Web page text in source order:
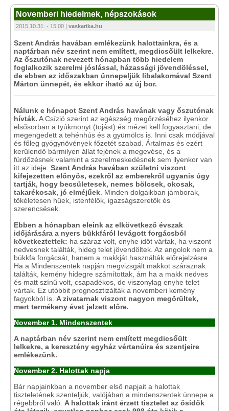
Novemberi hiedelmek, népszokások
2015.10.31. - 15:00 | vaskarika.hu
Szent András havában emlékezünk halottainkra, és a
naptárban név szerint nem említett, megdicsőült lelkekre.
Az őszutónak nevezett hónapban több hiedelem
foglalkozik szerelmi jóslással, házassági jövendöléssel,
de ebben az időszakban ünnepeljük libalakomával Szent
Márton ünnepét, és ekkor iható az új bor.
Nálunk e hónapot Szent András havának vagy őszutónak
hívták. A Csízió szerint az egészség megőrzéséhez ilyenkor
elsősorban a tyúkmonyt (tojást) és mézet kell fogyasztani, de
megengedett a tehénhús és a gyümölcs is. Inni csak módjával
és főleg gyógynövények főzetét szabad. Ártalmas és ezért
kerülendő bármilyen állat fejének a megevése, és a
fürdőzésnek valamint a szerelmeskedésnek sem ilyenkor van
itt az ideje. Szent András havában születni viszont
kifejezetten előnyös, ezekről az emberekről ugyanis úgy
tartják, hogy becsületesek, nemes bölcsek, okosak,
takarékosak, jó elméjűek . Minden dolgaikban jámborak,
tökéletesen hűek, istenfélők, igazságszeretők és
szerencsések.
Ebben a hónapban eleink az elkövetkező évszak
időjárására a nyers bükkfáról levágott forgácsból
következtettek: ha száraz volt, enyhe időt vártak, ha viszont
nedvesnek találták, hideg telet jövendöltek. Az angolok nem a
bükkfa forgácsát, hanem a makkját használták előrejelzésre.
Ha a Mindenszentek napján megvizsgált makkot száraznak
találták, kemény hidegre számítottak, ám ha a makk nedves
és matt színű volt, csapadékos, de viszonylag enyhe telet
vártak. Ez utóbbit prognosztizálták a novemberi kemény
fagyokból is. A zivatarnak viszont nagyon megörültek,
mert termékeny évet jelzett előre.
November 1. Mindenszentek
A naptárban név szerint nem említett megdicsőült
lelkekre, a keresztény egyház vértanúira és szentjeire
emlékezünk.
November 2. Halottak napja
Bár napjainkban a november első napjait a halottak
tiszteletének szenteljük, valójában a mindenszentek ünnepe a
régebbről való. A halottak iránt érzett tisztelet az ősidők